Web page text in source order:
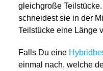
gleichgroße
schneidest sie in der
Teilstücke eine Länge
Falls Du eine
einmal nach, welche